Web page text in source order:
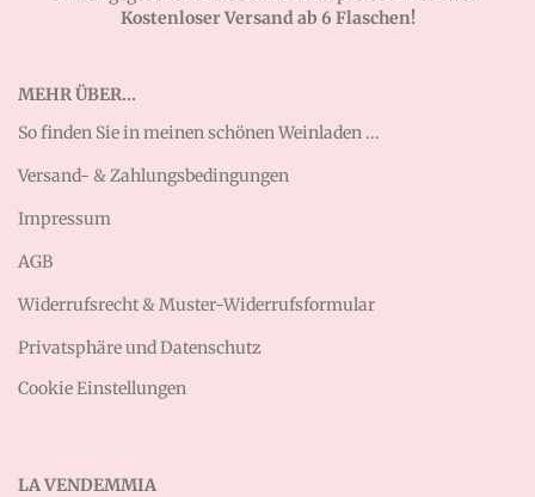
Kostenloser Versand ab 6 Flaschen!
MEHR ÜBER...
So finden Sie in meinen schönen Weinladen ...
Versand- & Zahlungsbedingungen
Impressum
AGB
Widerrufsrecht & Muster-Widerrufsformular
Privatsphäre und Datenschutz
Cookie Einstellungen
LA VENDEMMIA